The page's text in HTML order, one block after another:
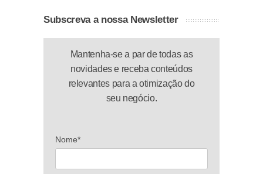
Subscreva a nossa Newsletter
Mantenha-se a par de todas as
novidades e receba conteúdos
relevantes para a otimização do
seu negócio.
Nome*